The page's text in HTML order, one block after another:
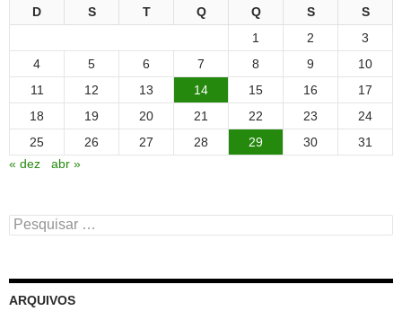
D S T Q Q S
S
1
2
3
4
5 6 7 8 9
10
11
12 13 14 15 16
17
18
19 20 21 22 23
24
25
26 27 28 29 30
31
« dez
abr »
Pesquisar
por:
ARQUIVOS